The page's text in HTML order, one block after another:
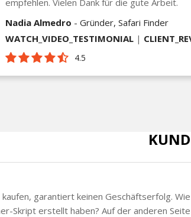
Nadia Almedro - Gründer, Safari Finder
WATCH_VIDEO_TESTIMONIAL |
4.5
kaufen, garantiert keinen Geschäftserfolg.
Skript erstellt haben? Auf der anderen